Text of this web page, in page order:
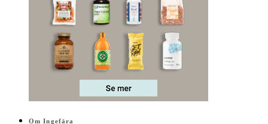
Om Ingefära